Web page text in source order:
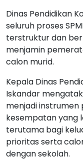
Dinas Pendidikan
seluruh proses
terstruktur dan
menjamin
calon murid.
Kepala Dinas
Iskandar
menjadi
kesempatan yang
terutama bagi
prioritas serta
dengan sekolah.